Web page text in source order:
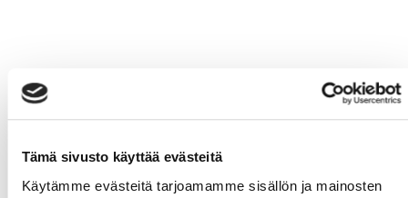
Tämä sivusto käyttää evästeitä
Käytämme evästeitä tarjoamamme sisällön ja mainosten